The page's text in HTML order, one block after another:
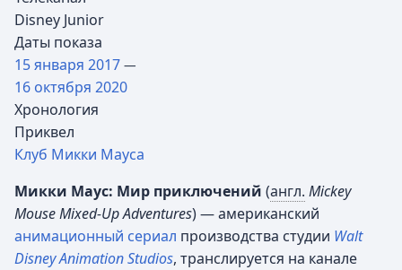
Disney Junior
Даты показа
15 января 2017 —
16 октября 2020
Хронология
Приквел
Клуб Микки Мауса
Микки Маус: Мир приключений (англ. Mickey
Mouse Mixed-Up Adventures) — американский
анимационный сериал производства студии Walt
Disney Animation Studios, транслируется на канале